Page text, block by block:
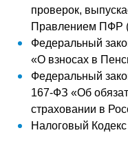
проверок,
Правлением ПФР
Федеральный
«О взносах в
Федеральный
167-ФЗ «Об
страховании в
Налоговый